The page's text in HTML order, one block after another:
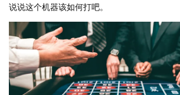
说说这个机器该如何打吧。